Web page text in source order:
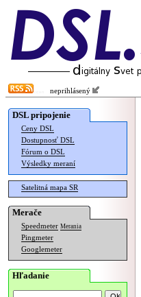
neprihlásený
DSL pripojenie
Ceny DSL
Dostupnosť DSL
Fórum o DSL
Výsledky meraní
Satelitná mapa SR
Merače
Speedmeter Merania
Pingmeter
Googlemeter
Hľadanie